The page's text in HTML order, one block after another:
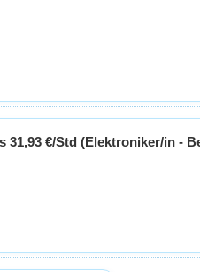
31,93 €/Std (Elektroniker/in -